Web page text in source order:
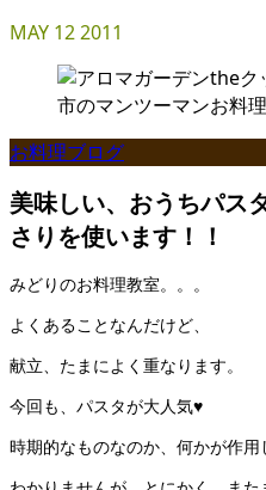
MAY 122011
お料理ブログ
美味しい、おうちパス
さりを使います！！
みどりのお料理教室。。。
よくあることなんだけど、
献立、たまによく重なります。
今回も、パスタが大人気♥
時期的なものなのか、何かが作用